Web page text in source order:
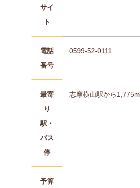
サイ
ト
電話
番号
0599-52-0111
最寄
り
駅・
バス
停
志摩横山駅から1,775m
予算